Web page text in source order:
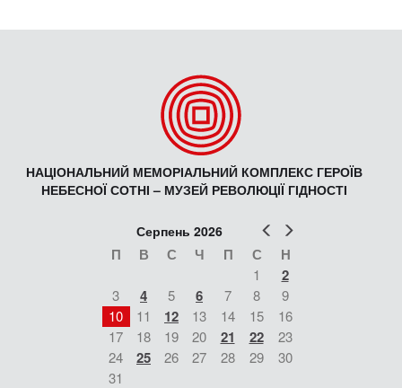
НАЦІОНАЛЬНИЙ МЕМОРІАЛЬНИЙ КОМПЛЕКС ГЕРОЇВ
НЕБЕСНОЇ СОТНІ – МУЗЕЙ РЕВОЛЮЦІЇ ГІДНОСТІ
Попер
Серпень 2026
П В С Ч П С Н
1 2
3 4 5 6 7 8
9
10
11 12 13 14 15
16
17
18 19 20 21 22
23
24
25 26 27 28 29
30
31